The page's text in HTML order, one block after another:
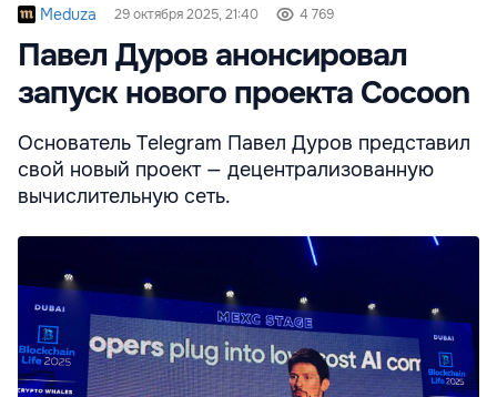
Meduza 29 октября 2025, 21:40 4 769
Павел Дуров анонсировал
запуск нового проекта Cocoon
Основатель Telegram Павел Дуров представил
свой новый проект — децентрализованную
вычислительную сеть.